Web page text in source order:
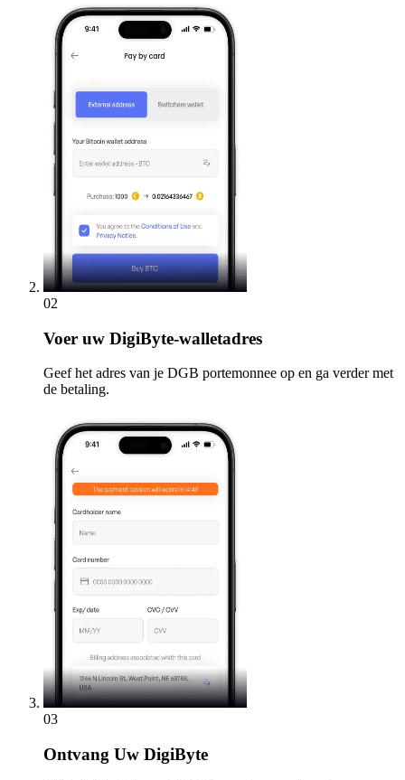
02
Voer uw DigiByte-walletadres
Geef het adres van je DGB portemonnee op en ga verder met
de betaling.
03
Ontvang Uw DigiByte